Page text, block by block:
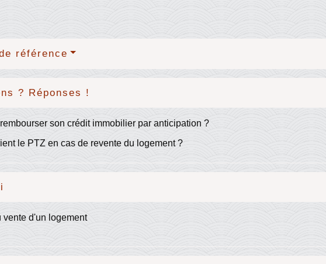
référence
? Réponses !
son crédit immobilier par anticipation ?
le PTZ en cas de revente du logement ?
vente d'un logement